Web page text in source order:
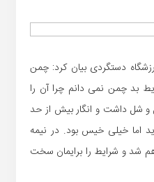
دستگردی بیان کرد: چمن
بد چمن نمی دانم چرا آن را
شل داشت و انگار بیش از حد
اما خیلی خیس بود. در نیمه
شد و شرایط را برایمان سخت